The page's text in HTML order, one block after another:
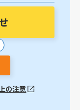
の注意